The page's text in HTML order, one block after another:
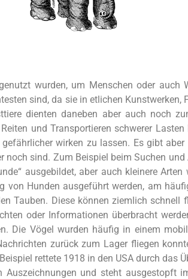
wurden, um Menschen oder auch
sind, da sie in etlichen Kunstwerken,
dienten daneben aber auch noch
und Transportieren schwerer Lasten
wirken zu lassen. Es gibt aber
noch sind. Zum Beispiel beim Suchen und
ausgebildet, aber auch kleinere Arten
von Hunden ausgeführt werden, am
Tauben. Diese können ziemlich schnell
oder Informationen überbracht
Die Vögel wurden häufig in einem
zurück zum Lager fliegen
rettete 1918 in den USA durch das
und steht ausgestopft